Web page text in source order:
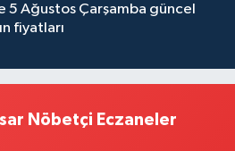
5 Ağustos Çarşamba güncel
fiyatları
Nöbetçi Eczaneler